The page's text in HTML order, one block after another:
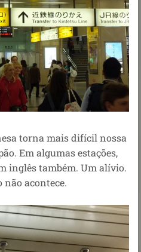
torna mais difícil nossa
Em algumas estações,
inglês também. Um alívio.
não acontece.